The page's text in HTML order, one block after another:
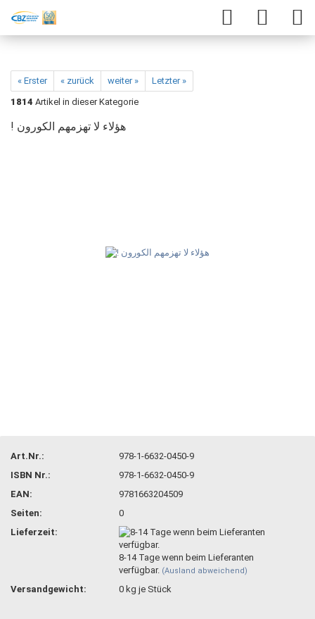
« Erster « zurück weiter »
Letzter »
1814 Artikel in dieser Kategorie
Art.Nr.:
978-1-6632-0450-9
ISBN Nr.:
978-1-6632-0450-9
EAN:
9781663204509
Seiten:
0
Lieferzeit:
8-14 Tage wenn beim Lieferanten
verfügbar. (Ausland abweichend)
Versandgewicht: 0 kg je Stück